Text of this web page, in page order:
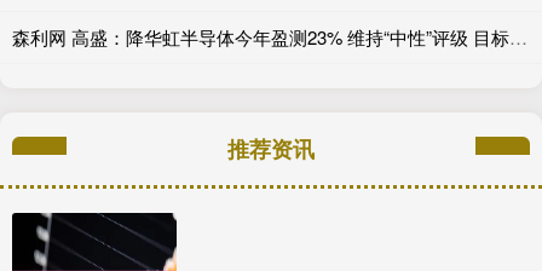
森利网 高盛：降华虹半导体今年盈测23% 维持“中性”评级 目标价上调至469港元
推荐资讯